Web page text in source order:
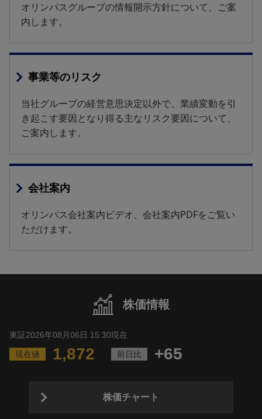
オリンパスグループの情報開示方針について、ご案
内します。
事業等のリスク
当社グループの経営意思決定以外で、業績変動を引
き起こす要因となり得る主なリスク要因について、
ご案内します。
会社案内
オリンパス会社案内ビデオ、会社案内PDFをご覧い
ただけます。
株価情報
株価チャート